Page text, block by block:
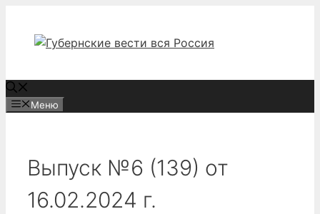
содержимому
Меню
Выпуск №6 (139) от
16.02.2024 г.